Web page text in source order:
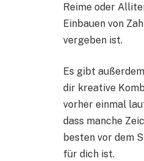
Reime oder
Einbauen von
vergeben ist.
Es gibt
dir kreative
vorher einmal
dass manche
besten vor dem
für dich ist.